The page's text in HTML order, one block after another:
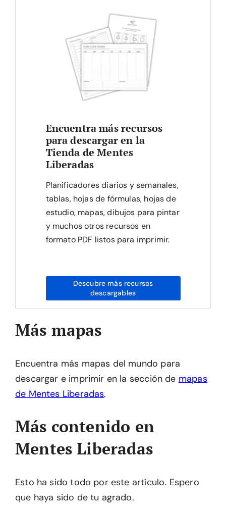
Encuentra más recursos
para descargar en la
Tienda de Mentes
Liberadas
Planificadores diarios y semanales,
tablas, hojas de fórmulas, hojas de
estudio, mapas, dibujos para pintar
y muchos otros recursos en
formato PDF listos para imprimir.
Descubre más recursos
descargables
Más mapas
Encuentra más mapas del mundo para
descargar e imprimir en la sección de mapas
de Mentes Liberadas.
Más contenido en
Mentes Liberadas
Esto ha sido todo por este artículo. Espero
que haya sido de tu agrado.